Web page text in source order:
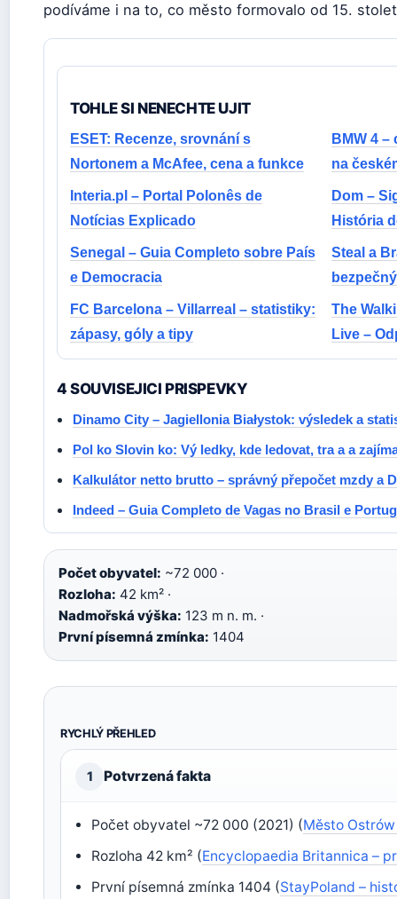
podíváme i na to, co město formovalo od 15.
TOHLE SI NENECHTE UJIT
ESET: Recenze, srovnání s
Nortonem a McAfee, cena a funkce
BMW 4
na
Interia.pl – Portal Polonês de
Notícias Explicado
Dom –
História
Senegal – Guia Completo sobre País
e Democracia
Steal a
FC Barcelona – Villarreal – statistiky:
zápasy, góly a tipy
The
Live –
4 SOUVISEJICI PRISPEVKY
Dinamo City – Jagiellonia Białystok: výsledek a
Pol ko Slovin ko: Vý ledky, kde ledovat, tra a a
Kalkulátor netto brutto – správný přepočet mzdy a
Indeed – Guia Completo de Vagas no Brasil e
Počet obyvatel: ~72 000 ·
Rozloha: 42 km² ·
Nadmořská výška: 123 m n. m. ·
První písemná zmínka: 1404
RYCHLÝ PŘEHLED
1 Potvrzená fakta
Počet obyvatel ~72 000 (2021) (Město
Rozloha 42 km² (Encyclopaedia Britannica –
První písemná zmínka 1404 (StayPoland –